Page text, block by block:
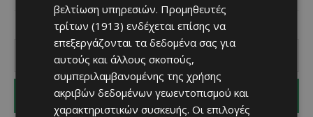
I WANT IN
βελτίωση υπηρεσιών. Προμηθευτές
τρίτων (1913) ενδέχεται επίσης να
επεξεργάζονται τα δεδομένα σας για
αυτούς και άλλους σκοπούς,
συμπεριλαμβανομένης της χρήσης
ακριβών δεδομένων γεωεντοπισμού και
χαρακτηριστικών συσκευής. Οι επιλογές